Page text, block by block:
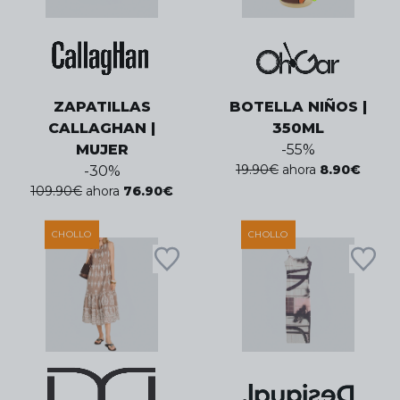
ZAPATILLAS
CALLAGHAN |
MUJER
-30%
109.90€ ahora 76.90€
BOTELLA NIÑOS |
350ML
-55%
19.90€ ahora 8.90€
CHOLLO CHOLLO